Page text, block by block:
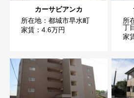
カーサビアンカ
所在地：都城市早水町
家賃：4.6万円
所
丁
家